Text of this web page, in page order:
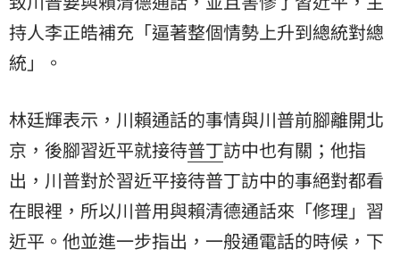
持人李正皓補充「逼著整個情勢上升到總統對總
統」。
林廷輝表示，川賴通話的事情與川普前腳離開北
京，後腳習近平就接待普丁訪中也有關；他指
出，川普對於習近平接待普丁訪中的事絕對都看
在眼裡，所以川普用與賴清德通話來「修理」習
近平。他並進一步指出，一般通電話的時候，下